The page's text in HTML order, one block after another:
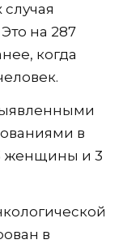
на 287
когда
в
женщины и 3
в